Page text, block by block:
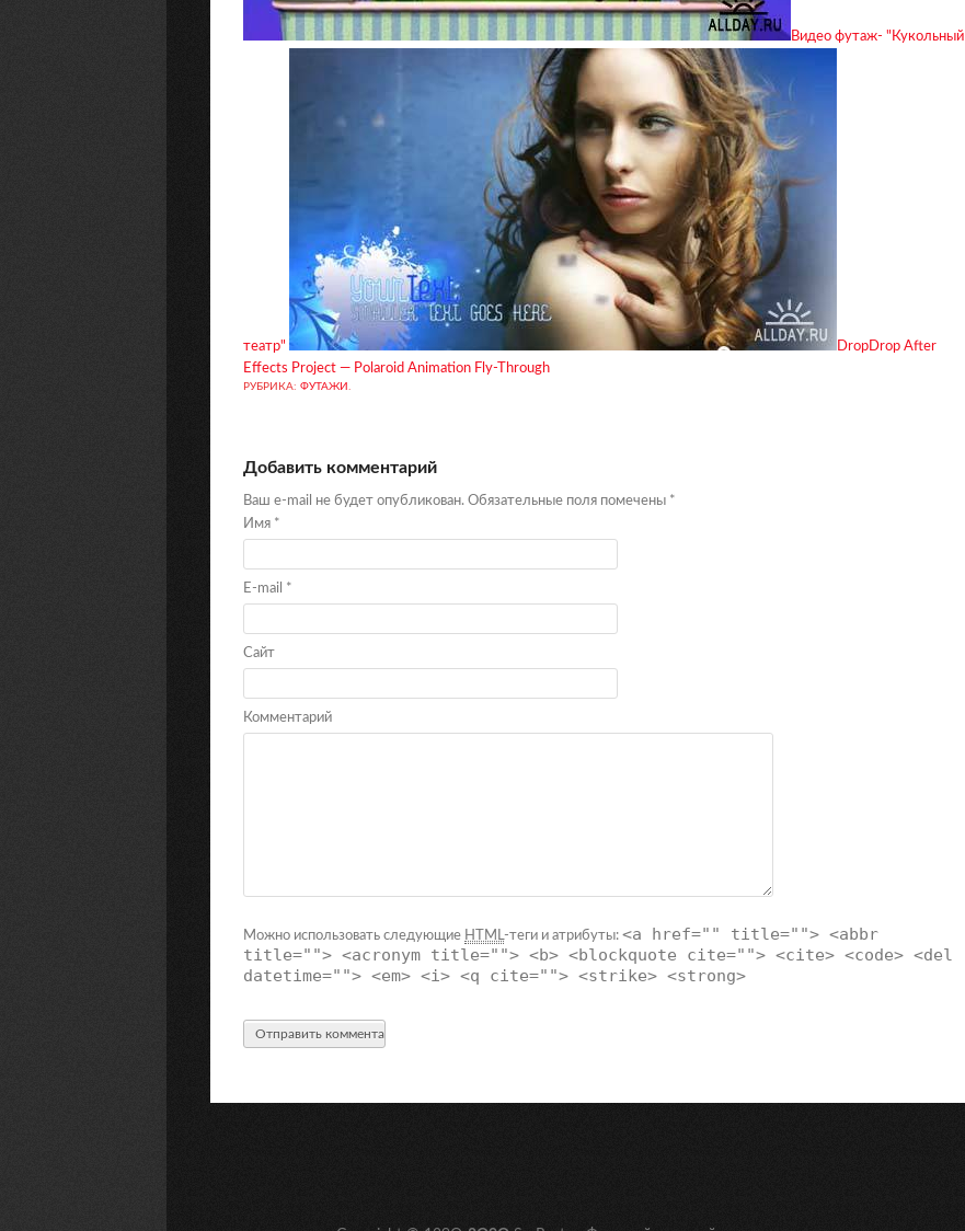
Видео футаж- "Кукольный
театр"
DropDrop After
Effects Project — Polaroid Animation Fly-Through
РУБРИКА: ФУТАЖИ .
Добавить комментарий
Ваш e-mail не будет опубликован. Обязательные поля помечены *
Имя *
E-mail *
Сайт
Комментарий
Можно использовать следующие HTML-теги и атрибуты: <a href="" title=""> <abbr
title=""> <acronym title=""> <b> <blockquote cite=""> <cite> <code> <del
datetime=""> <em> <i> <q cite=""> <strike> <strong>